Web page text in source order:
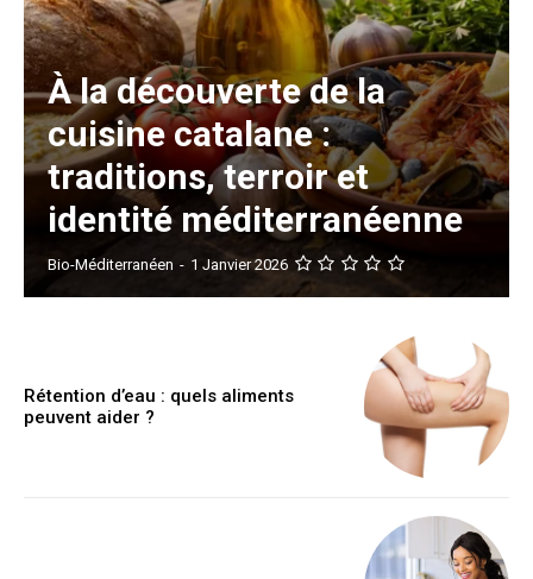
À la découverte de la
cuisine catalane :
traditions, terroir et
identité méditerranéenne
Bio-Méditerranéen - 1 Janvier 2026
Rétention d’eau : quels aliments
peuvent aider ?